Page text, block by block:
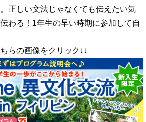
正しい文法じゃなくても伝えたい気
わる！1年生の早い時期に参加して自
らの画像をクリック↓↓